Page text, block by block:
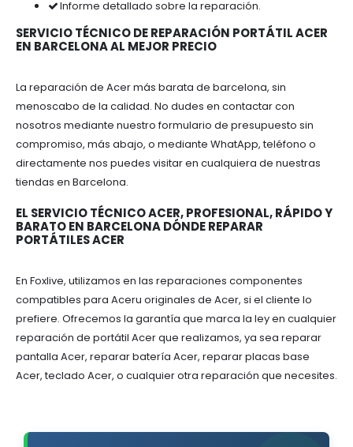
Informe detallado sobre la reparación.
SERVICIO TÉCNICO DE REPARACIÓN PORTÁTIL ACER
EN BARCELONA AL MEJOR PRECIO
La reparación de Acer más barata de barcelona, sin
menoscabo de la calidad. No dudes en contactar con
nosotros mediante nuestro formulario de presupuesto sin
compromiso, más abajo, o mediante WhatApp, teléfono o
directamente nos puedes visitar en cualquiera de nuestras
tiendas en Barcelona.
EL SERVICIO TÉCNICO ACER, PROFESIONAL, RÁPIDO Y
BARATO EN BARCELONA DÓNDE REPARAR
PORTÁTILES ACER
En Foxlive, utilizamos en las reparaciones componentes
compatibles para Aceru originales de Acer, si el cliente lo
prefiere. Ofrecemos la garantía que marca la ley en cualquier
reparación de portátil Acer que realizamos, ya sea reparar
pantalla Acer, reparar batería Acer, reparar placas base
Acer, teclado Acer, o cualquier otra reparación que necesites.